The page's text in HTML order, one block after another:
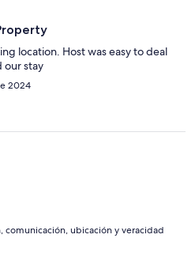
location. Host was easy to deal
our stay
2024
comunicación, ubicación y veracidad